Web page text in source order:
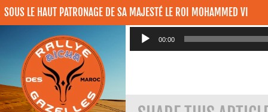
SOUS LE HAUT PATRONAGE DE SA MAJESTÉ LE ROI MOHAMMED VI
Lecteur
audio
00:00